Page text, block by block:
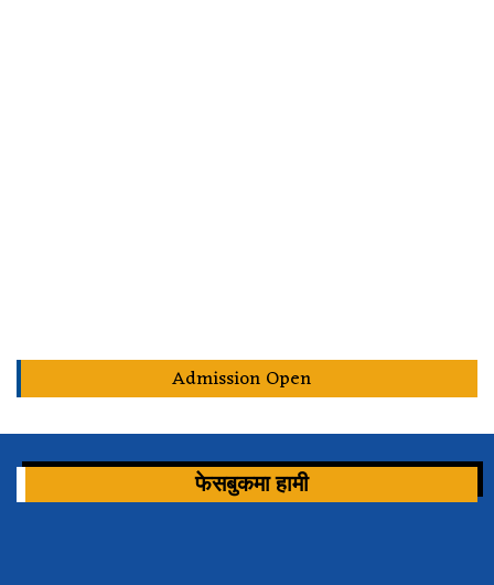
Admission Open
फेसबुकमा हामी